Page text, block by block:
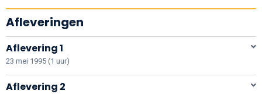
Afleveringen
Aflevering 1
23 mei 1995 (1 uur)
Aflevering 2